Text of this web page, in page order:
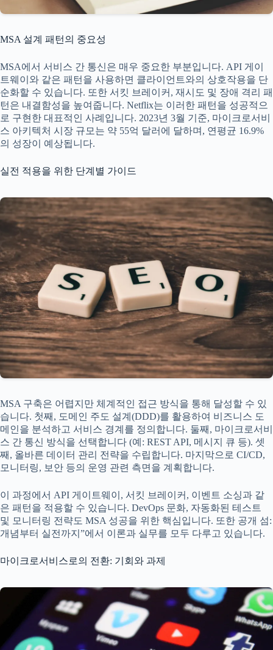
MSA 설계 패턴의 중요성
MSA에서 서비스 간 통신은 매우 중요한 부분입니다. API 게이
트웨이와 같은 패턴을 사용하면 클라이언트와의 상호작용을 단
순화할 수 있습니다. 또한 서킷 브레이커, 재시도 및 장애 격리 패
턴은 내결함성을 높여줍니다. Netflix는 이러한 패턴을 성공적으
로 구현한 대표적인 사례입니다. 2023년 3월 기준, 마이크로서비
스 아키텍처 시장 규모는 약 55억 달러에 달하며, 연평균 16.9%
의 성장이 예상됩니다.
실전 적용을 위한 단계별 가이드
MSA 구축은 어렵지만 체계적인 접근 방식을 통해 달성할 수 있
습니다. 첫째, 도메인 주도 설계(DDD)를 활용하여 비즈니스 도
메인을 분석하고 서비스 경계를 정의합니다. 둘째, 마이크로서비
스 간 통신 방식을 선택합니다 (예: REST API, 메시지 큐 등). 셋
째, 올바른 데이터 관리 전략을 수립합니다. 마지막으로 CI/CD,
모니터링, 보안 등의 운영 관련 측면을 계획합니다.
이 과정에서 API 게이트웨이, 서킷 브레이커, 이벤트 소싱과 같
은 패턴을 적용할 수 있습니다. DevOps 문화, 자동화된 테스트
및 모니터링 전략도 MSA 성공을 위한 핵심입니다. 또한 공개 섬:
개념부터 실전까지”에서 이론과 실무를 모두 다루고 있습니다.
마이크로서비스로의 전환: 기회와 과제